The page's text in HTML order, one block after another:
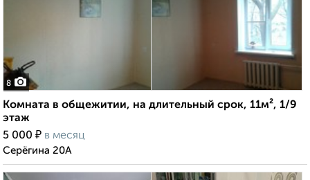
8
Комната в общежитии, на длительный срок, 11м², 1/9
этаж
5 000 ₽ в месяц
Серёгина 20А